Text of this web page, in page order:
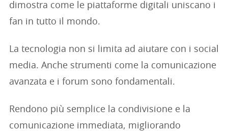
dimostra come le piattaforme digitali uniscano i
fan in tutto il mondo.
La tecnologia non si limita ad aiutare con i social
media. Anche strumenti come la comunicazione
avanzata e i forum sono fondamentali.
Rendono più semplice la condivisione e la
comunicazione immediata, migliorando